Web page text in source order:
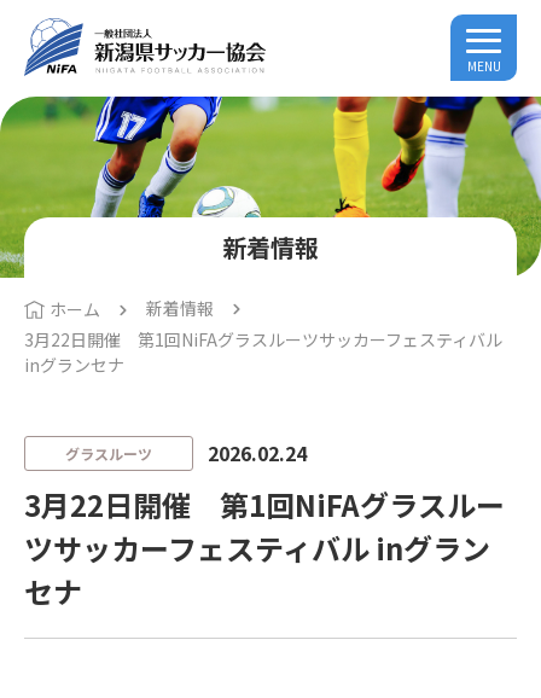
MENU
新着情報
ホーム
新着情報
3月22日開催 第1回NiFAグラスルーツサッカーフェスティバル
inグランセナ
グラスルーツ 2026.02.24
3月22日開催 第1回NiFAグラスルー
ツサッカーフェスティバル inグラン
セナ